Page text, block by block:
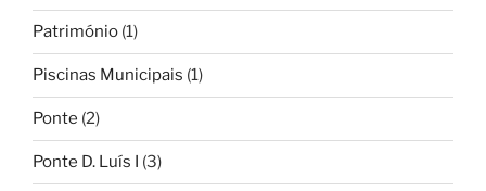
Património (1)
Piscinas Municipais (1)
Ponte (2)
Ponte D. Luís I (3)